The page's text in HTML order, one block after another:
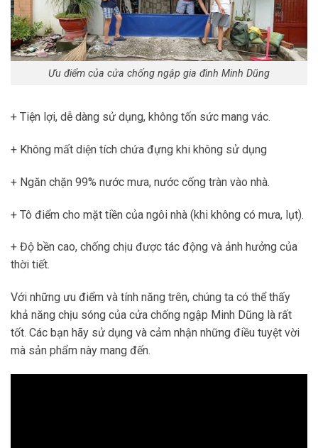
Ưu điểm của cửa chống ngập gia đình Minh Dũng
+ Tiện lợi, dễ dàng sử dụng, không tốn sức mang vác.
+ Không mất diện tích chứa đựng khi không sử dụng
+ Ngăn chặn 99% nước mưa, nước cống tràn vào nhà.
+ Tô điểm cho mặt tiền của ngôi nhà (khi không có mưa, lụt).
+ Độ bền cao, chống chịu được tác động và ảnh hưởng của
thời tiết.
Với những ưu điểm và tính năng trên, chúng ta có thể thấy
khả năng chịu sóng của cửa chống ngập Minh Dũng là rất
tốt. Các bạn hãy sử dụng và cảm nhận những điều tuyệt vời
mà sản phẩm này mang đến.